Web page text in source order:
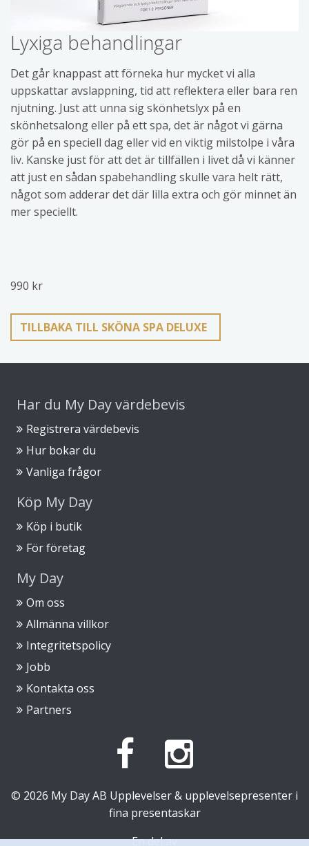
Lyxiga behandlingar
Det går knappast att förneka hur mycket vi alla
uppskattar avslappning, tid att reflektera eller bara ren
njutning. Just att unna sig skönhetslyx på en
skönhetsalong eller på ett spa, det är något vi gärna
gör på en speciell dag eller vid en viktig milstolpe i våra
liv. Kanske just för att det är tillfällen i livet då vi känner
att just en sådan spabehandling skulle vara helt rätt,
något som adderar det där lilla extra och gör minnet än
mer speciellt.
990 kr
TILLBAKA TILL SKÖNA SPA DELUXE
Har du My Day värdebevis
Registrera värdebevis
Hur bokar du
Vanliga frågor
Köp My Day
Köp i butik
För företag
My Day
Om oss
Allmänna villkor
Integritetspolicy
Jobb
Kontakta oss
Partners
© 2026 My Day AB Upplevelser & upplevelsepresenter i
fina presentaskar
En del av